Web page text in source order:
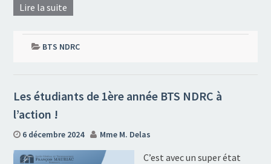
Lire la suite
BTS NDRC
Les étudiants de 1ère année BTS NDRC à
l’action !
6 décembre 2024 Mme M. Delas
C’est avec un super état